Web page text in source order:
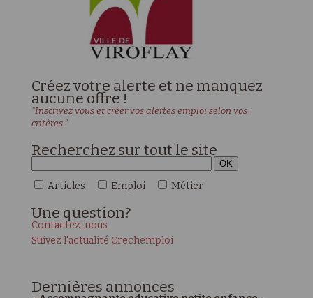
Créez votre alerte et ne manquez
aucune offre !
"Inscrivez vous et créer vos alertes emploi selon vos
critères."
Recherchez sur tout le site
Articles Emploi Métier
Une question?
Contactez-nous
Suivez l'actualité Crechemploi
Dernières annonces